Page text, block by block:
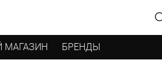
МАГАЗИН БРЕНДЫ